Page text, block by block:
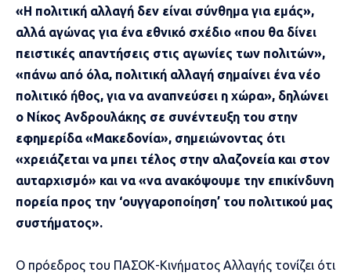
«Η πολιτική αλλαγή δεν είναι σύνθημα για εμάς»,
αλλά αγώνας για ένα εθνικό σχέδιο «που θα δίνει
πειστικές απαντήσεις στις αγωνίες των πολιτών»,
«πάνω από όλα, πολιτική αλλαγή σημαίνει ένα νέο
πολιτικό ήθος, για να αναπνεύσει η χώρα», δηλώνει
ο Νίκος Ανδρουλάκης σε συνέντευξη του στην
εφημερίδα «Μακεδονία», σημειώνοντας ότι
«χρειάζεται να μπει τέλος στην αλαζονεία και στον
αυταρχισμό» και να «να ανακόψουμε την επικίνδυνη
πορεία προς την ‘ουγγαροποίηση’ του πολιτικού μας
συστήματος».
Ο πρόεδρος του ΠΑΣΟΚ-Κινήματος Αλλαγής τονίζει ότι